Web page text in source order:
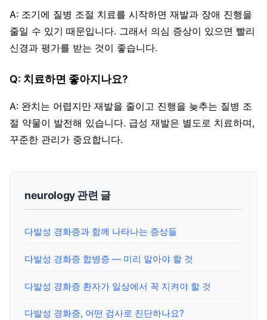
A: 조기에 질병 조절 치료를 시작하면 재발과 장애 진행을
줄일 수 있기 때문입니다. 그래서 의심 증상이 있으면 빨리
신경과 평가를 받는 것이 좋습니다.
Q: 치료하면 좋아지나요?
A: 완치는 어렵지만 재발을 줄이고 진행을 늦추는 질병 조
절 약물이 발전해 있습니다. 급성 재발은 별도로 치료하며,
꾸준한 관리가 중요합니다.
neurology 관련 글
다발성 경화증과 함께 나타나는 증상들
다발성 경화증 합병증 — 미리 알아야 할 것
다발성 경화증 환자가 일상에서 꼭 지켜야 할 것
다발성 경화증, 어떤 검사로 진단하나요?